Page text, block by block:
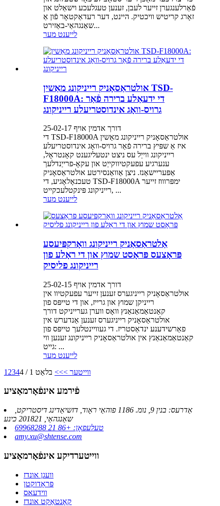
פֿאַרלענגערן זייער לעבן, זענען טעגלעכע וישאַלט און
זאָרג קריטיש וויכטיק. היינט, דער רעדאַקטאָר פֿון אַ
שאַנגהאַי-באַזירט...
לייענט מער
אולטראַסאָניק רייניקונג מאַשין TSD-
F18000A: די ידעאַלע ברירה פֿאַר
גרויס-וואָג אינדוסטריעלע רייניקונג
דורך אדמין אויף 25-02-17
די TSD-F18000A אולטראַסאָניק רייניקונג מאַשין
איז אַ שפּיץ ברירה פֿאַר גרויס-וואָג אינדוסטריעלע
רייניקונג ווייַל עס ניצט ינטעליגענט קאָנטראָל,
ענערגיע עפעקטיווקייַט און עקאָ-פרייַנדלעך
אַפּעריישאַנז. ניצן אַוואַנסירטע אולטראַסאָניק
טעכנאָלאָגיע, די TSD-F18000A ימפּרוווז זייער
רייניקונג פּינקטלעכקייט, ...
לייענט מער
אַלטראַסאַניק רייניקונג וואָרקפּיעסע
פּראָצעס פּראָסט שמוץ און די ראָלע פון
רייניקונג פליסיק
דורך אדמין אויף 25-02-15
אולטראַסאָניק רייניגערס זענען זייער עפעקטיוו אין
רייניקן שמוץ און גרייז, און די טייפּס פון
קאַנטאַמאַנאַנץ וואָס ווערן גערייניקט דורך
אולטראַסאָניק רייניגערס זענען אַנדערש אין
פאַרשידענע ינדאַסטריז. די געוויינטלעך טייפּס פון
קאַנטאַמאַנאַנץ אין אולטראַסאָניק רייניקונג זענען ווי
גייט: ...
לייענט מער
1 234 ווייטער >>> בלאַט 1 / 4
פֿירמע אינפֿאָרמאַציע
אַדרעס: בנין 9, נומ. 1186 פוהאַי ראָוד, דזשיאַדינג דיסטריקט,
שאַנגהאַי, 201821 כינע
טעלעפאָן: +86 21 69968288
amy.xu@shtense.com
ווייטערדיקע אינפֿאָרמאַציע
וועגן אונדז
פּראָדוקטן
ווידעאס
קאָנטאַקט אונדז